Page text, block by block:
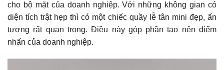
cho bộ mặt của doanh nghiệp. Với những không gian có
diện tích trật hẹp thì có một chiếc quầy lễ tân mini đẹp, ấn
tượng rất quan trọng. Điều này góp phần tạo nên điểm
nhấn của doanh nghiệp.